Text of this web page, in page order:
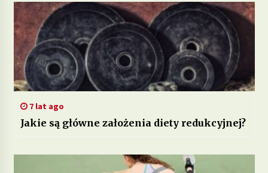
7 lat ago
Jakie są główne założenia diety redukcyjnej?